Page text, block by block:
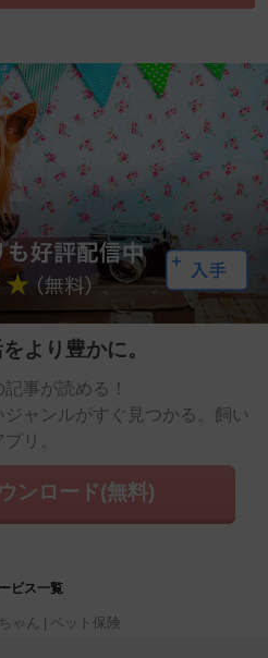
より豊かに。
事が読める！
ャンルがすぐ見つかる。飼い
リ。
ンロード(無料)
ビス一覧
ゃん ペット保険